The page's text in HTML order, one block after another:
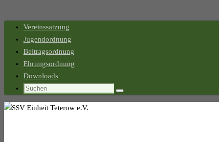
Zum
springen
Vereinssatzung
Jugendordnung
Beitragsordnung
Ehrungsordnung
Downloads
Suchen
Suchen